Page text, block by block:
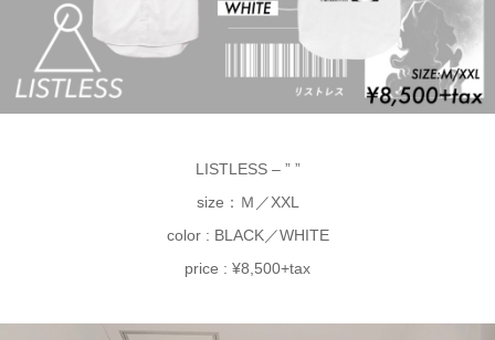
LISTLESS – ” ”
size：Ｍ／XXL
color : BLACK／WHITE
price : ¥8,500+tax